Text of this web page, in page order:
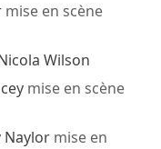
mise en scène
Wilson
mise en scène
Naylormise en